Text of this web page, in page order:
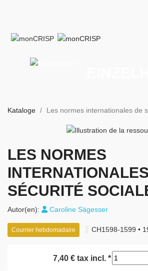
Kataloge Les normes internationales de
LES NORMES
SÉCURITÉ
Autor(en): Caroline Sägesser
Courrier hebdomadaire CH1598-1599 •
7,40 € tax incl. *